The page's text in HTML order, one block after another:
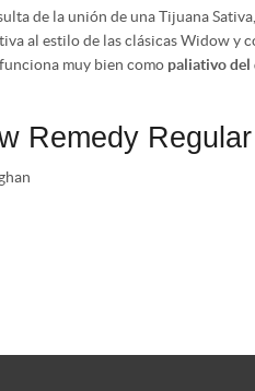
de la unión de una Tijuana
al estilo de las clásicas Widow y
muy bien como paliativo
Remedy